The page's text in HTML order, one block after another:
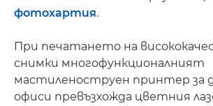
фотохартия.
При печатането на
снимки многофункционалният
мастиленоструен принтер за
офиси превъзхожда цветния